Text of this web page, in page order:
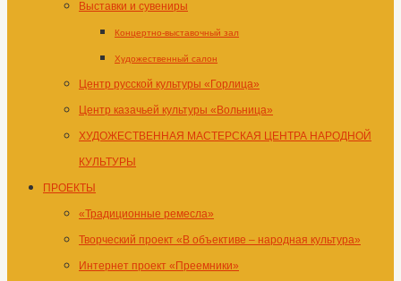
Выставки и сувениры
Концертно-выставочный зал
Художественный салон
Центр русской культуры «Горлица»
Центр казачьей культуры «Вольница»
ХУДОЖЕСТВЕННАЯ МАСТЕРСКАЯ ЦЕНТРА НАРОДНОЙ
КУЛЬТУРЫ
ПРОЕКТЫ
«Традиционные ремесла»
Творческий проект «В объективе – народная культура»
Интернет проект «Преемники»